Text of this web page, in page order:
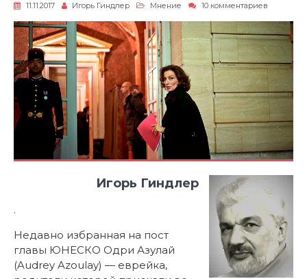
11.11.2017 Игорь Гиндлер Мнение 10 комментариев
Во
главе
ЮНЕСКО
социалист
Игорь Гиндлер
.
Недавно избранная на пост
главы ЮНЕСКО Одри Азулай
(Audrey Azoulay) — еврейка,